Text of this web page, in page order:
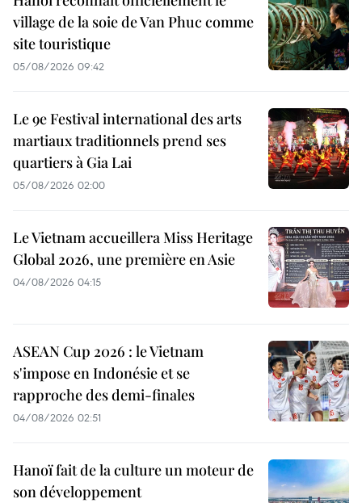
village de la soie de Van Phuc comme
site touristique
05/08/2026 09:42
Le 9e Festival international des arts
martiaux traditionnels prend ses
quartiers à Gia Lai
05/08/2026 02:00
Le Vietnam accueillera Miss Heritage
Global 2026, une première en Asie
04/08/2026 04:15
ASEAN Cup 2026 : le Vietnam
s'impose en Indonésie et se
rapproche des demi-finales
04/08/2026 02:51
Hanoï fait de la culture un moteur de
son développement